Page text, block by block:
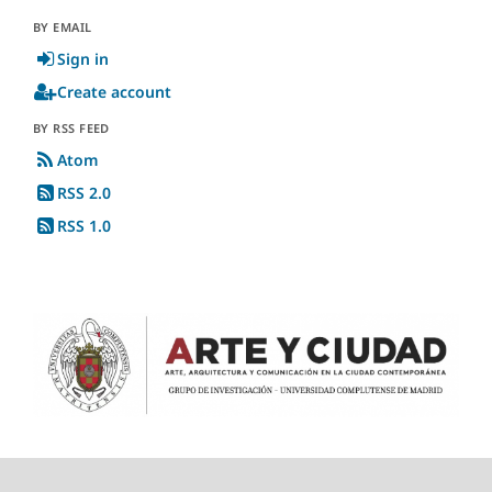
BY EMAIL
Sign in
Create account
BY RSS FEED
Atom
RSS 2.0
RSS 1.0